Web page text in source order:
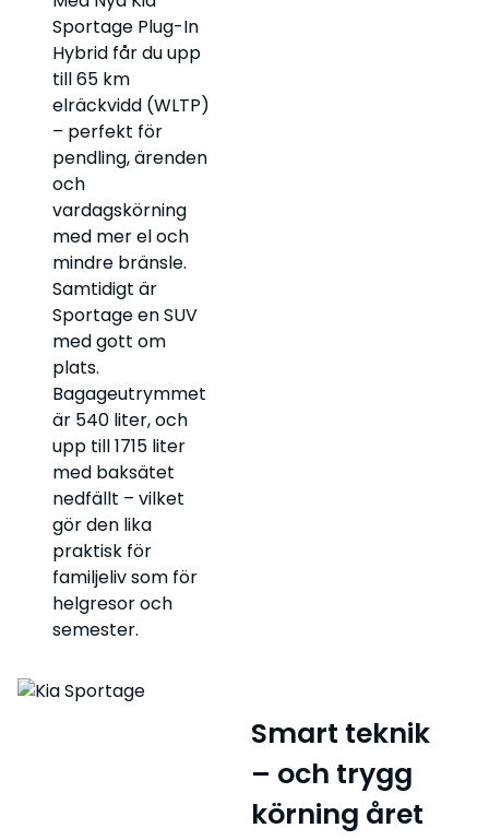
Sportage Plug-In
Hybrid får du upp
till 65 km
elräckvidd (WLTP)
– perfekt för
pendling, ärenden
och
vardagskörning
med mer el och
mindre bränsle.
Samtidigt är
Sportage en SUV
med gott om
plats.
Bagageutrymmet
är 540 liter, och
upp till 1715 liter
med baksätet
nedfällt – vilket
gör den lika
praktisk för
familjeliv som för
helgresor och
semester.
Smart teknik
– och trygg
körning året